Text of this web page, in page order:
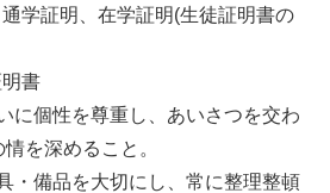
学証明、在学証明(生徒証明書の
書
に個性を尊重し、あいさつを交わ
を深めること。
・備品を大切にし、常に整理整頓